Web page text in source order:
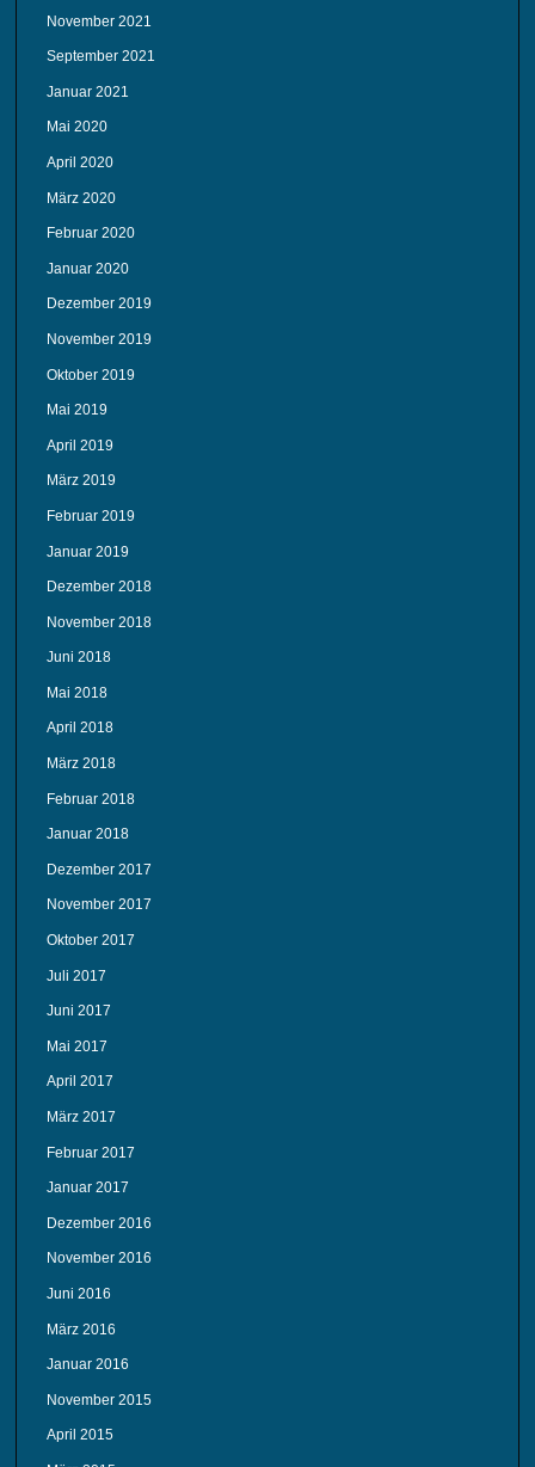
November 2021
September 2021
Januar 2021
Mai 2020
April 2020
März 2020
Februar 2020
Januar 2020
Dezember 2019
November 2019
Oktober 2019
Mai 2019
April 2019
März 2019
Februar 2019
Januar 2019
Dezember 2018
November 2018
Juni 2018
Mai 2018
April 2018
März 2018
Februar 2018
Januar 2018
Dezember 2017
November 2017
Oktober 2017
Juli 2017
Juni 2017
Mai 2017
April 2017
März 2017
Februar 2017
Januar 2017
Dezember 2016
November 2016
Juni 2016
März 2016
Januar 2016
November 2015
April 2015